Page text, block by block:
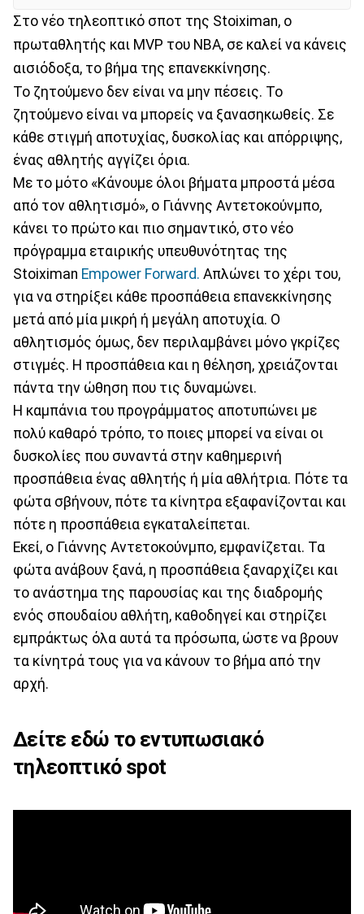
Στο νέο τηλεοπτικό σποτ της Stoiximan, ο
πρωταθλητής και MVP του ΝΒΑ, σε καλεί να κάνεις
αισιόδοξα, το βήμα της επανεκκίνησης.
Το ζητούμενο δεν είναι να μην πέσεις. Το
ζητούμενο είναι να μπορείς να ξανασηκωθείς. Σε
κάθε στιγμή αποτυχίας, δυσκολίας και απόρριψης,
ένας αθλητής αγγίζει όρια.
Με το μότο «Κάνουμε όλοι βήματα μπροστά μέσα
από τον αθλητισμό», ο Γιάννης Αντετοκούνμπο,
κάνει το πρώτο και πιο σημαντικό, στο νέο
πρόγραμμα εταιρικής υπευθυνότητας της
Stoiximan Εmpower Forward. Απλώνει το χέρι του,
για να στηρίξει κάθε προσπάθεια επανεκκίνησης
μετά από μία μικρή ή μεγάλη αποτυχία. Ο
αθλητισμός όμως, δεν περιλαμβάνει μόνο γκρίζες
στιγμές. Η προσπάθεια και η θέληση, χρειάζονται
πάντα την ώθηση που τις δυναμώνει.
Η καμπάνια του προγράμματος αποτυπώνει με
πολύ καθαρό τρόπο, το ποιες μπορεί να είναι οι
δυσκολίες που συναντά στην καθημερινή
προσπάθεια ένας αθλητής ή μία αθλήτρια. Πότε τα
φώτα σβήνουν, πότε τα κίνητρα εξαφανίζονται και
πότε η προσπάθεια εγκαταλείπεται.
Εκεί, ο Γιάννης Αντετοκούνμπο, εμφανίζεται. Τα
φώτα ανάβουν ξανά, η προσπάθεια ξαναρχίζει και
το ανάστημα της παρουσίας και της διαδρομής
ενός σπουδαίου αθλήτη, καθοδηγεί και στηρίζει
εμπράκτως όλα αυτά τα πρόσωπα, ώστε να βρουν
τα κίνητρά τους για να κάνουν το βήμα από την
αρχή.
Δείτε εδώ το εντυπωσιακό
τηλεοπτικό spot